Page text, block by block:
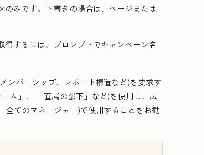
みです。下書きの場合は、ページまたは
するには、プロンプトでキャンペーン名
ンバーシップ、レポート構造など)を要求す
ーム 」、「 直属の部下 」など)を使用し、広
全てのマネージャー)で使用することをお勧